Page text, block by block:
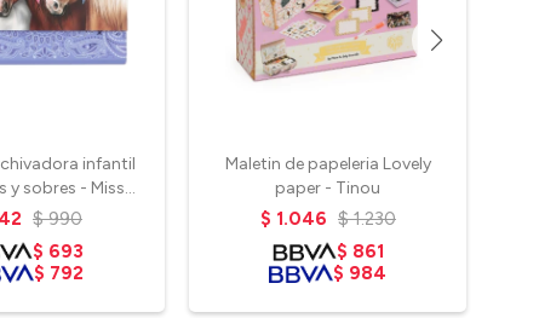
infantil
y sobres - Miss
Melody
$ 990
$ 693
$ 792
Maletin de papeleria Lovely
paper - Tinou
$ 1.046 $ 1.230
$ 861
$ 984